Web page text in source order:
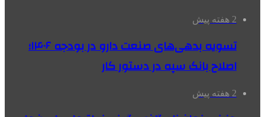
2 هفته پیش
تسویه بدهی‌های صنعت دارو در بودجه ۱۴۰۶؛
اصلاح بانک سپه در دستور کار
2 هفته پیش